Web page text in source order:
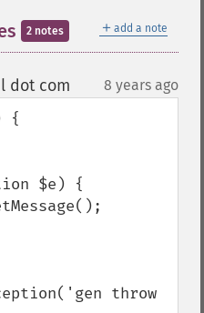
＋ add a note
2 notes
dot com 8 years ago
{
throw